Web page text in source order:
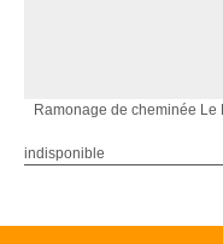
Ramonage de cheminée Le
indisponible